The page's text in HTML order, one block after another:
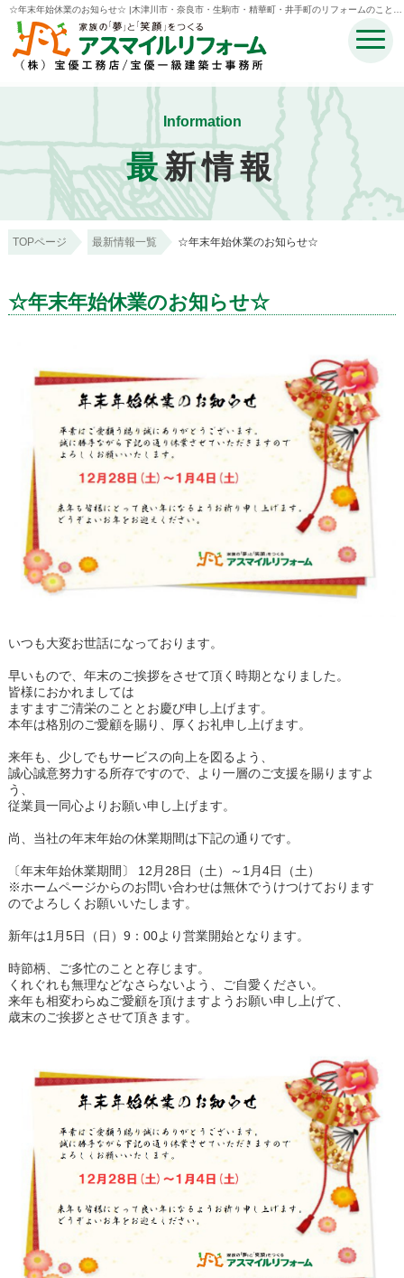
☆年末年始休業のお知らせ☆ |木津川市・奈良市・生駒市・精華町・井手町のリフォームのことな
ら宝優工務店アスマイルリフォーム
Information
最新情報
TOPページ 最新情報一覧 ☆年末年始休業のお知らせ☆
☆年末年始休業のお知らせ☆
いつも大変お世話になっております。
早いもので、年末のご挨拶をさせて頂く時期となりました。
皆様におかれましては
ますますご清栄のこととお慶び申し上げます。
本年は格別のご愛顧を賜り、厚くお礼申し上げます。
来年も、少しでもサービスの向上を図るよう、
誠心誠意努力する所存ですので、より一層のご支援を賜りますよ
う、
従業員一同心よりお願い申し上げます。
尚、当社の年末年始の休業期間は下記の通りです。
〔年末年始休業期間〕 12月28日（土）～1月4日（土）
※ホームページからのお問い合わせは無休でうけつけております
のでよろしくお願いいたします。
新年は1月5日（日）9：00より営業開始となります。
時節柄、ご多忙のことと存じます。
くれぐれも無理などなさらないよう、ご自愛ください。
来年も相変わらぬご愛顧を頂けますようお願い申し上げて、
歳末のご挨拶とさせて頂きます。